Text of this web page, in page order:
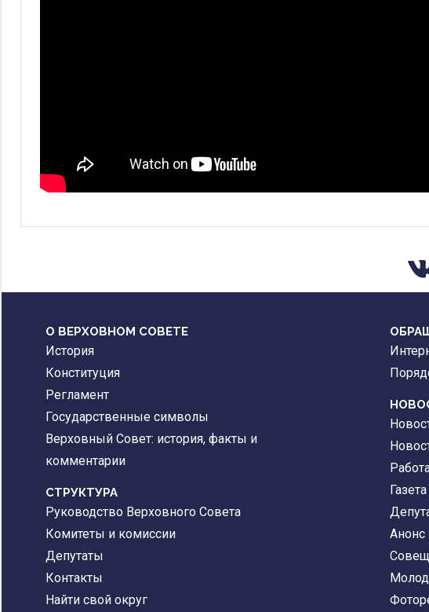
О ВЕРХОВНОМ СОВЕТЕ
История
Конституция
Регламент
Государственные символы
Верховный Совет: история, факты и
комментарии
CТРУКТУРА
Руководство Верховного Совета
Комитеты и комиссии
Депутаты
Контакты
Найти свой округ
Анонс